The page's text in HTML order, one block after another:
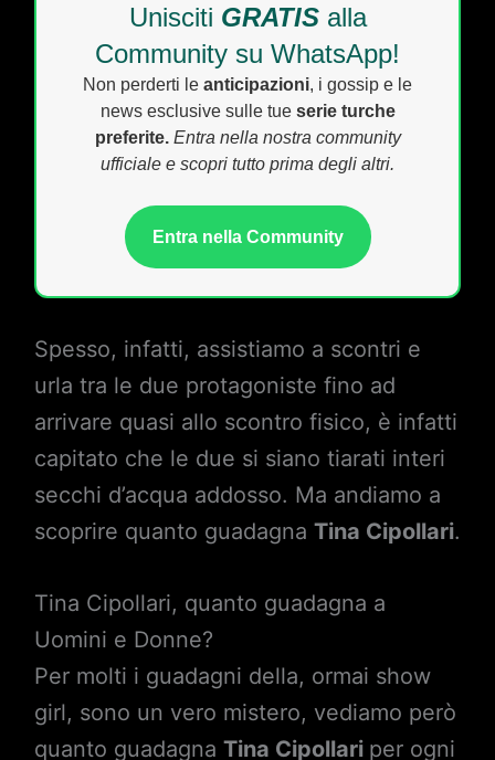
Unisciti GRATISalla
Community su WhatsApp!
Non perderti le anticipazioni, i gossip e le
news esclusive sulle tue serie turche
preferite. Entra nella nostra community
ufficiale e scopri tutto prima degli altri.
Entra nella Community
Spesso, infatti, assistiamo a scontri e
urla tra le due protagoniste fino ad
arrivare quasi allo scontro fisico, è infatti
capitato che le due si siano tiarati interi
secchi d’acqua addosso. Ma andiamo a
scoprire quanto guadagna Tina Cipollari.
Tina Cipollari, quanto guadagna a
Uomini e Donne?
Per molti i guadagni della, ormai show
girl, sono un vero mistero, vediamo però
quanto guadagna Tina Cipollari per ogni